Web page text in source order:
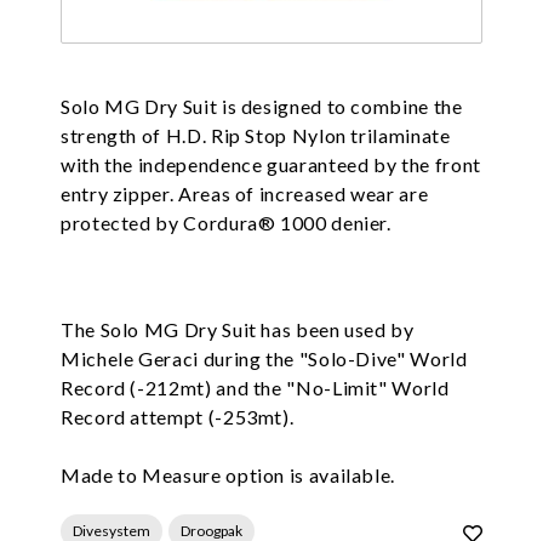
Solo MG Dry Suit is designed to combine the
strength of H.D. Rip Stop Nylon trilaminate
with the independence guaranteed by the front
entry zipper. Areas of increased wear are
protected by Cordura® 1000 denier.
The Solo MG Dry Suit has been used by
Michele Geraci during the "Solo-Dive" World
Record (-212mt) and the "No-Limit" World
Record attempt (-253mt).
Made to Measure option is available.
Divesystem Droogpak